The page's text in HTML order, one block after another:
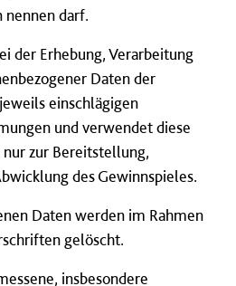
darf.
der Erhebung, Verarbeitung
Daten der
einschlägigen
und verwendet diese
zur Bereitstellung,
des Gewinnspieles.
Daten werden im Rahmen
gelöscht.
insbesondere